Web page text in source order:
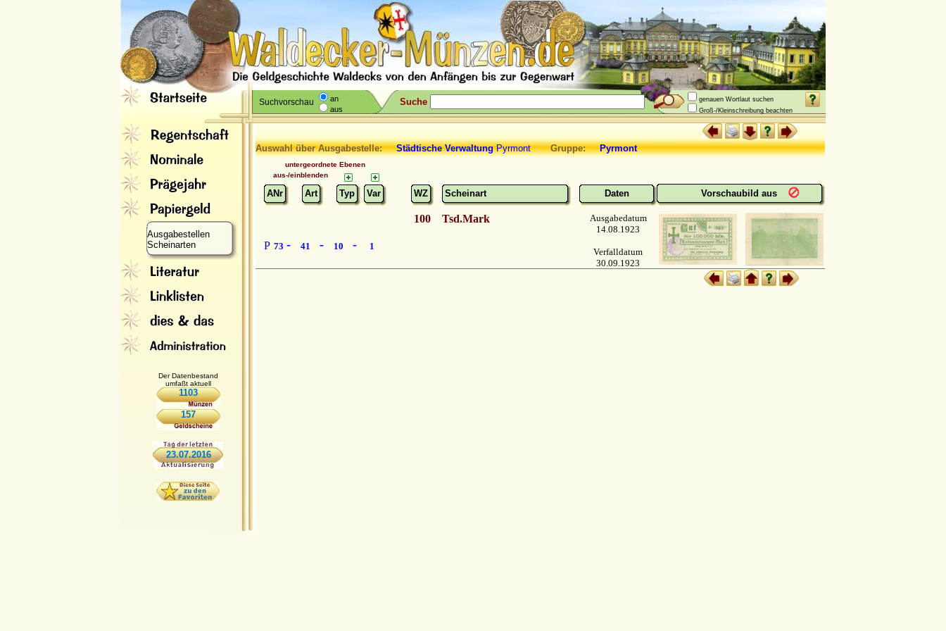
Suchvorschau
an
aus
Suche
genauen Wortlaut suchen
Groß-/Kleinschreibung beachten
Ausgabestellen
Scheinarten
Der Datenbestand
umfaßt aktuell
1103
157
23.07.2016
Auswahl über Ausgabestelle: Städtische VerwaltungPyrmontGruppe:Pyrmont
untergeordnete Ebenen
aus-/einblenden
ANr Art Typ Var WZ Scheinart Daten Vorschaubild aus
P 73 - 41 - 10 - 1
100 Tsd.Mark
Ausgabedatum
14.08.1923
Verfalldatum
30.09.1923